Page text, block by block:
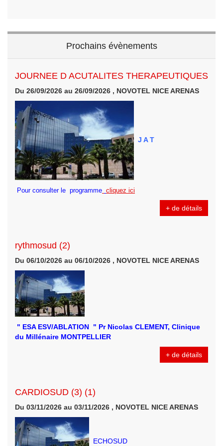
Prochains évènements
JOURNEE D ACUTALITES THERAPEUTIQUES
Du 26/09/2026 au 26/09/2026 , NOVOTEL NICE ARENAS
J A T
Pour consulter le programme cliquez ici
+ de détails
rythmosud (2)
Du 06/10/2026 au 06/10/2026 , NOVOTEL NICE ARENAS
" ESA ESV/ABLATION " Pr Nicolas CLEMENT, Clinique
du Millénaire MONTPELLIER
+ de détails
CARDIOSUD (3) (1)
Du 03/11/2026 au 03/11/2026 , NOVOTEL NICE ARENAS
ECHOSUD